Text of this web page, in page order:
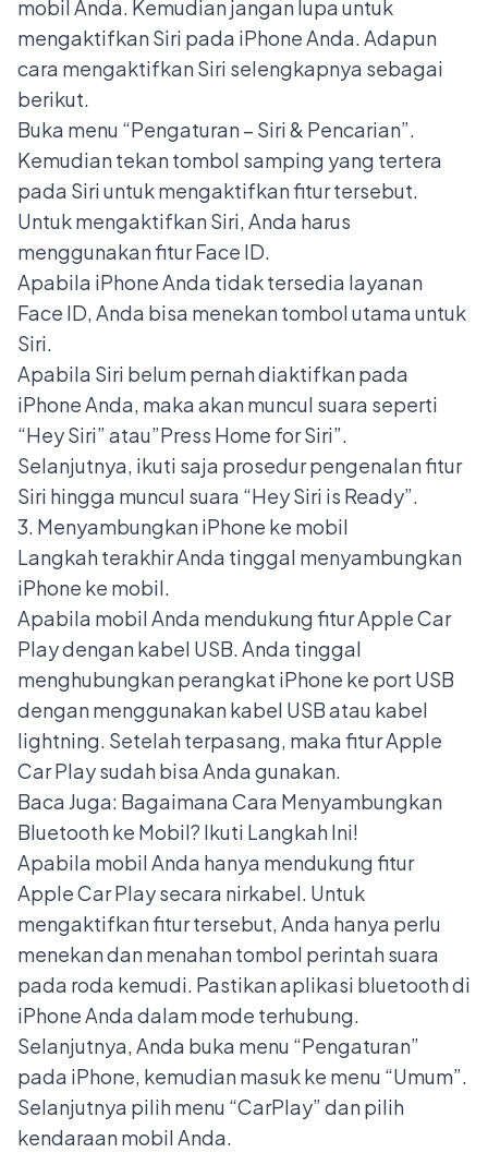
mobil Anda. Kemudian jangan lupa untuk
mengaktifkan Siri pada iPhone Anda. Adapun
cara mengaktifkan Siri selengkapnya sebagai
berikut.
Buka menu “Pengaturan – Siri & Pencarian”.
Kemudian tekan tombol samping yang tertera
pada Siri untuk mengaktifkan fitur tersebut.
Untuk mengaktifkan Siri, Anda harus
menggunakan fitur Face ID.
Apabila iPhone Anda tidak tersedia layanan
Face ID, Anda bisa menekan tombol utama untuk
Siri.
Apabila Siri belum pernah diaktifkan pada
iPhone Anda, maka akan muncul suara seperti
“Hey Siri” atau”Press Home for Siri”.
Selanjutnya, ikuti saja prosedur pengenalan fitur
Siri hingga muncul suara “Hey Siri is Ready”.
3. Menyambungkan iPhone ke mobil
Langkah terakhir Anda tinggal menyambungkan
iPhone ke mobil.
Apabila mobil Anda mendukung fitur Apple Car
Play dengan kabel USB. Anda tinggal
menghubungkan perangkat iPhone ke port USB
dengan menggunakan kabel USB atau kabel
lightning. Setelah terpasang, maka fitur Apple
Car Play sudah bisa Anda gunakan.
Baca Juga: Bagaimana Cara Menyambungkan
Bluetooth ke Mobil? Ikuti Langkah Ini!
Apabila mobil Anda hanya mendukung fitur
Apple Car Play secara nirkabel. Untuk
mengaktifkan fitur tersebut, Anda hanya perlu
menekan dan menahan tombol perintah suara
pada roda kemudi. Pastikan aplikasi bluetooth di
iPhone Anda dalam mode terhubung.
Selanjutnya, Anda buka menu “Pengaturan”
pada iPhone, kemudian masuk ke menu “Umum”.
Selanjutnya pilih menu “CarPlay” dan pilih
kendaraan mobil Anda.